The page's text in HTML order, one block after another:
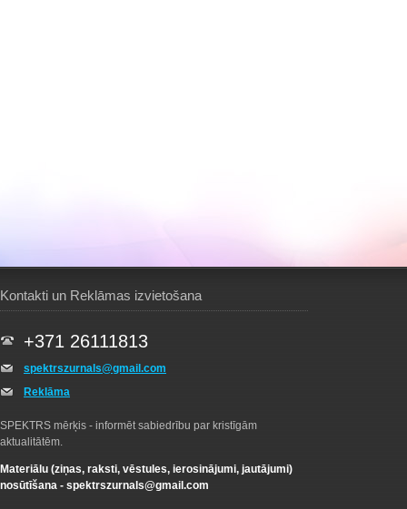
Kontakti un Reklāmas izvietošana
+371 26111813
spektrszurnals@gmail.com
Reklāma
SPEKTRS mērķis - informēt sabiedrību par kristīgām
aktualitātēm.
Materiālu (ziņas, raksti, vēstules, ierosinājumi, jautājumi)
nosūtīšana - spektrszurnals@gmail.com